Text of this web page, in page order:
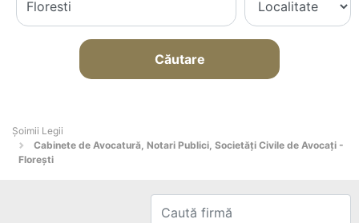
Căutare
Șoimii Legii
Cabinete de Avocatură, Notari Publici, Societăți Civile de Avocați -
Floreşti